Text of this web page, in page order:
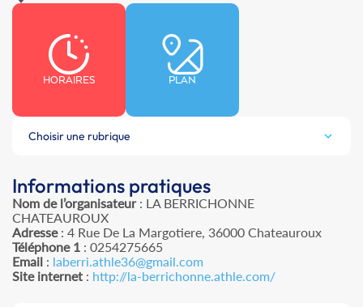
HORAIRES PLAN
Choisir une rubrique
Informations pratiques
Nom de l’organisateur: LA BERRICHONNE
CHATEAUROUX
Adresse: 4 Rue De La Margotiere, 36000 Chateauroux
Téléphone 1 : 0254275665
Email : laberri.athle36@gmail.com
Site internet : http://la-berrichonne.athle.com/